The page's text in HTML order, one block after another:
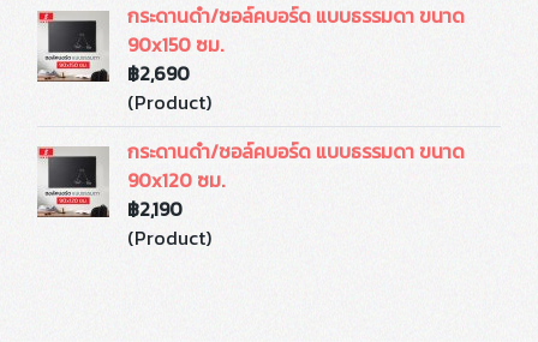
กระดานดำ/ชอล์คบอร์ด แบบธรรมดา ขนาด
90x150 ซม.
฿2,690
(Product)
กระดานดำ/ชอล์คบอร์ด แบบธรรมดา ขนาด
90x120 ซม.
฿2,190
(Product)